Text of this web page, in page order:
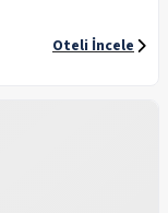
Oteli İncele